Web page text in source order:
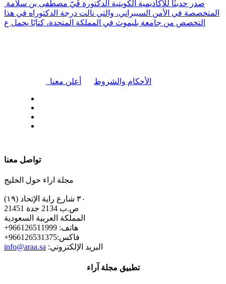
المتخصصة في الأمن السيبراني، والتي نالت درجة الدكتوراه في هذا
التخصص من جامعة بليموث في المملكة المتحدة، كتابًا يحمل ع
أعلن معنا الأحكام والشروط
تواصل معنا
مجلة اراء حول الخليج
٣٠ شارع راية الإتحاد (١٩)
ص.ب 2134 جدة 21451
المملكة العربية السعودية
+هاتف: 966126511999
+فاكس:966126531375
info@araa.sa :البريد الإلكتروني
تطبيق مجلة آراء